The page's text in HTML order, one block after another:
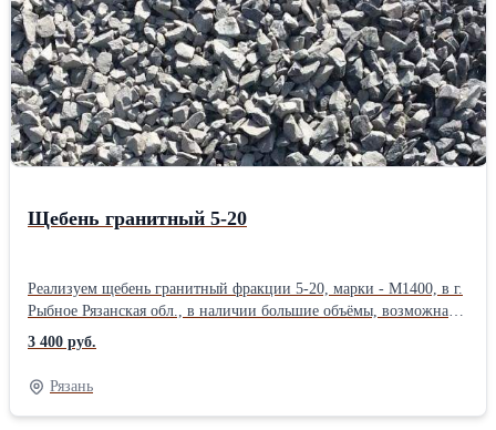
Щебень гранитный 5-20
Реализуем щебень гранитный фракции 5-20, марки - М1400, в г.
Рыбное Рязанская обл., в наличии большие объёмы, возможна
погрузка как в автотранспорт, так и в вагоны - имеются
собственные подъездные пути и спецтехника. При больших
объёмах скидка гарантирована.Вид щебня: Гранитный Фракция:
Средний Форма поставки: Навалом Марка щебня: М1400
3 400 руб.
Рязань